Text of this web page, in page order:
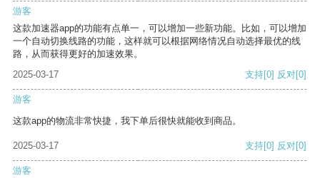
游客
这款加速器app的功能有点单一，可以增加一些新功能。比如，可以增加
一个自动切换线路的功能，这样就可以根据网络情况自动选择最优的线
路，从而获得更好的加速效果。
2025-03-17
支持[0] 反对[0]
游客
这款app的物流非常快捷，我下单后很快就能收到商品。
2025-03-17 支持[0] 反对[0]
游客